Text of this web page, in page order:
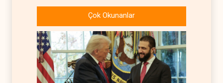
Lübnan'daki lüks oteli
yağmaladığı ortaya çıktı
Hürmüz ve Babülmendep
boğazlarında gemi trafiği
durağan seyrini koruyor
İRAN 05 Ağustos 2026
Çok Okunanlar